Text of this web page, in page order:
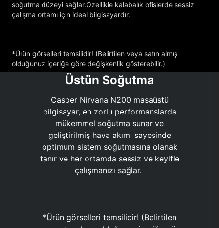
soğutma düzeyi sağlar.Özellikle kalabalık ofislerde sessiz
çalışma ortamı için ideal bilgisayardır.
*Ürün görselleri temsilidir! (Belirtilen veya satın almış
olduğunuz içeriğe göre değişkenlik gösterebilir.)
Üstün Soğutma
Casper Nirvana N200 masaüstü
bilgisayar, en zorlu performanslarda
mükemmel soğutma sunar ve
geliştirilmiş hava akımı sayesinde
optimum sistem soğutmasına olanak
tanır ve her ortamda sessiz ve keyifle
çalışmanızı sağlar.
*Ürün görselleri temsilidir! (Belirtilen